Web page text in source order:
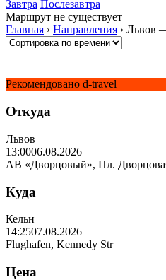
Завтра Послезавтра
Маршрут не существует
Главная › Направления › Львов
Рекомендовано d-travel
Откуда
Львов
13:0006.08.2026
АВ «Дворцовый», Пл.
Куда
Кельн
14:2507.08.2026
Flughafen, Kennedy Str
Цена